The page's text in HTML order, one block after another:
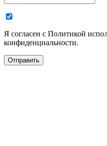
Я согласен с Политикой
конфиденциальности.